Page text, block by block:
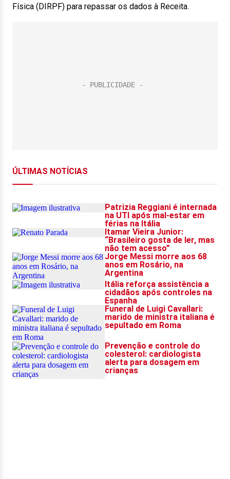
Física (DIRPF) para repassar os dados à Receita.